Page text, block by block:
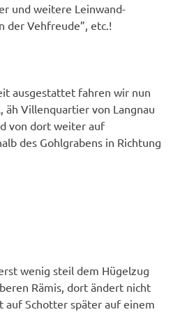
und weitere Leinwand-
der Vehfreude”, etc.!
ausgestattet fahren wir nun
äh Villenquartier von Langnau
von dort weiter auf
des Gohlgrabens in Richtung
wenig steil dem Hügelzug
Rämis, dort ändert nicht
auf Schotter später auf einem